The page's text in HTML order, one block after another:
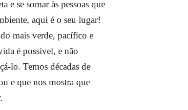
e se somar às pessoas que
aqui é o seu lugar!
mais verde, pacífico e
é possível, e não
lo. Temos décadas de
e que nos mostra que